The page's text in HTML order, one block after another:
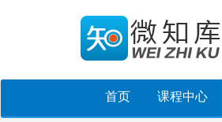
首页 课程中心